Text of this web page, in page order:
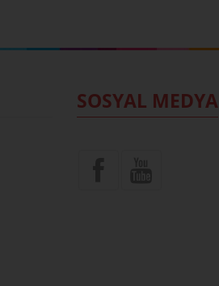
SOSYAL MEDYA